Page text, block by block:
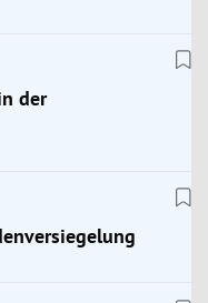
Sind Sie
der